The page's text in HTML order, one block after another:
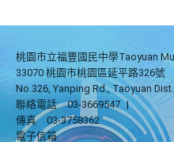
桃園市立福豐國民中學Taoyuan
33070 桃園市桃園區延平路326號
No.326, Yanping Rd., Taoyuan
聯絡電話
03-3669547 |
傳真
03-3758362
電子信箱